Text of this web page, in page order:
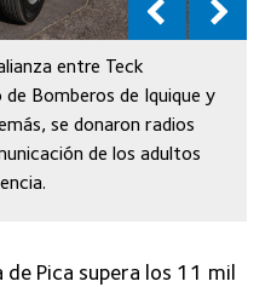
entre Teck
Bomberos de Iquique y
se donaron radios
de los adultos
Pica supera los 11 mil